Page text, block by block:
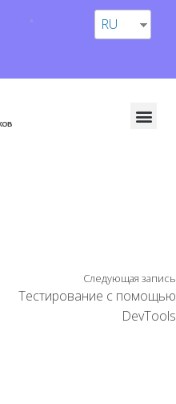
RU
Следующая запись
Тестирование с помощью
DevTools